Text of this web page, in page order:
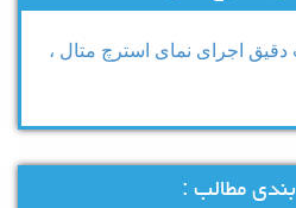
دقیق اجرای نمای استرچ متال ،
مطالب :